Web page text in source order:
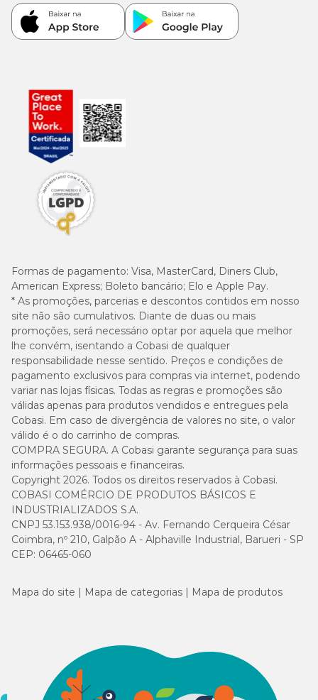
Formas de pagamento: Visa, MasterCard, Diners Club,
American Express; Boleto bancário; Elo e Apple Pay.
* As promoções, parcerias e descontos contidos em nosso
site não são cumulativos. Diante de duas ou mais
promoções, será necessário optar por aquela que melhor
lhe convém, isentando a Cobasi de qualquer
responsabilidade nesse sentido. Preços e condições de
pagamento exclusivos para compras via internet, podendo
variar nas lojas físicas. Todas as regras e promoções são
válidas apenas para produtos vendidos e entregues pela
Cobasi. Em caso de divergência de valores no site, o valor
válido é o do carrinho de compras.
COMPRA SEGURA. A Cobasi garante segurança para suas
informações pessoais e financeiras.
Copyright 2026. Todos os direitos reservados à Cobasi.
COBASI COMÉRCIO DE PRODUTOS BÁSICOS E
INDUSTRIALIZADOS S.A.
CNPJ 53.153.938/0016-94 - Av. Fernando Cerqueira César
Coimbra, nº 210, Galpão A - Alphaville Industrial, Barueri - SP
CEP: 06465-060
Mapa do site Mapa de categorias Mapa de produtos